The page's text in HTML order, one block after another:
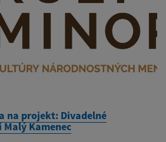
na projekt: Divadelné
Kamenec